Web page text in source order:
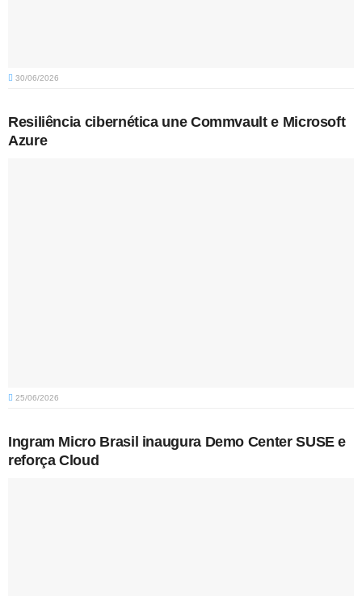
30/06/2026
Resiliência cibernética une Commvault e Microsoft
Azure
25/06/2026
Ingram Micro Brasil inaugura Demo Center SUSE e
reforça Cloud